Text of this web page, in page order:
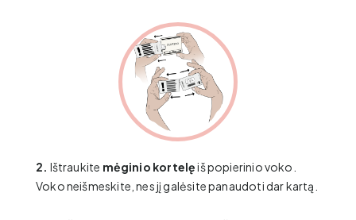
2. Ištraukite mėginio kortelęiš popierinio voko.
Voko neišmeskite, nes jį galėsite panaudoti dar kartą.